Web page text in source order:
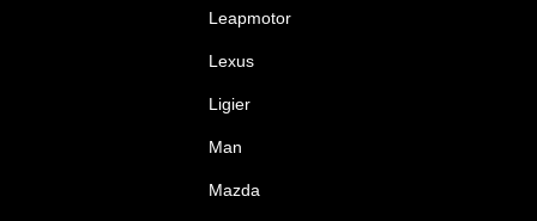
Leapmotor
Lexus
Ligier
Man
Mazda